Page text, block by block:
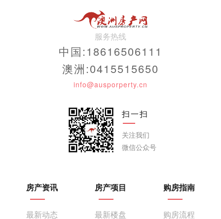
服务热线
中国:18616506111
澳洲:0415515650
info@ausporperty.cn
扫一扫
关注我们
微信公众号
房产资讯
最新动态
房产项目
最新楼盘
购房指南
购房流程